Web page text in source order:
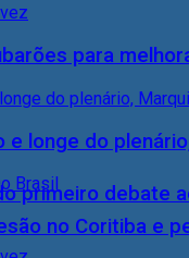
primeiro debate
para
longe do
no Coritiba e